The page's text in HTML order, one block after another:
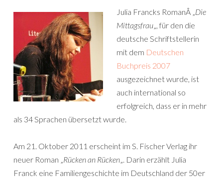
Julia Francks RomanÂ „Die
Mittagsfrau„, für den die
deutsche Schriftstellerin
mit dem Deutschen
Buchpreis 2007
ausgezeichnet wurde, ist
auch international so
erfolgreich, dass er in mehr
als 34 Sprachen übersetzt wurde.
Am 21. Oktober 2011 erscheint im S. Fischer Verlag ihr
neuer Roman „Rücken an Rücken„. Darin erzählt Julia
Franck eine Familiengeschichte im Deutschland der 50er